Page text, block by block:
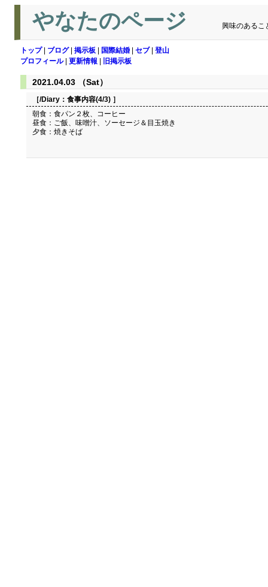
やなたのページ 興味のあるこ
トップ| ブログ| 掲示板 国際結婚 セブ| 登山
プロフィール| 更新情報 旧掲示板
2021.04.03 （Sat）
［/Diary： 食事内容(4/3) ］
朝食：食パン２枚、コーヒー
昼食：ご飯、味噌汁、ソーセージ＆目玉焼き
夕食：焼きそば